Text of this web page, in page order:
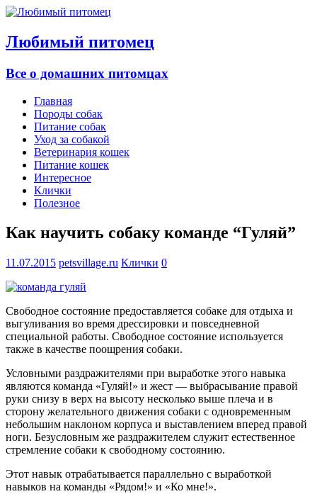
Любимый питомец
Все о домашних питомцах
Главная
Породы собак
Питание собак
Уход за собакой
Ветеринария кошек
Питание кошек
Интересное
Клички
Полезное
Как научить собаку команде “Гуляй”
11.07.2015 petsvillage.ru Клички 0
Свободное состояние предоставляется собаке для отдыха и
вы­гуливания во время дрессировки и повседневной
специальной ра­боты. Свободное состояние используется
также в качестве поощрения собаки.
Условными раздражителями при выработке этого навыка
явля­ются команда «Гуляй!» и жест — выбрасывание правой
руки снизу в верх на высоту несколько выше плеча и в
сторону желательного движения собаки с одновременным
небольшим наклоном корпуса и выставлением вперед правой
ноги. Безусловным же раз­дражителем служит естественное
стремление собаки к свободному состоянию.
Этот навык отрабатывается параллельно с выработкой
навыков на команды «Рядом!» и «Ко мне!».